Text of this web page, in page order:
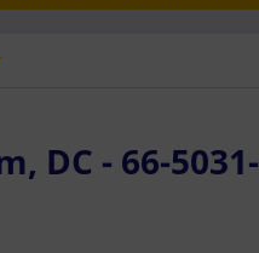
DC - 66-5031-